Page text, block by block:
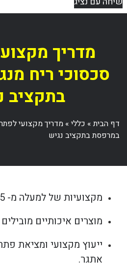
מדריך
סכסוכי ריח
בתקציב
דף הבית» כללי» מדריך מקצועי
במרפסת בתקציב נגיש
מקצועיות של למעלה מ- 15 שנה.
מוצרים איכותיים
ייעוץ מקצועי ומציאת
אתגר.